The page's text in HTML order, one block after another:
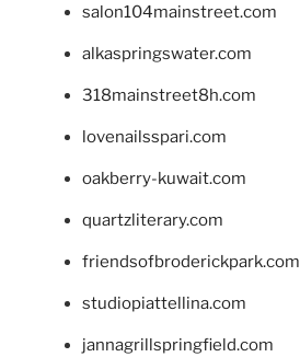
salon104mainstreet.com
alkaspringswater.com
318mainstreet8h.com
lovenailsspari.com
oakberry-kuwait.com
quartzliterary.com
friendsofbroderickpark.com
studiopiattellina.com
jannagrillspringfield.com